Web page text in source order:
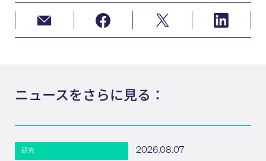
ニュースをさらに見る：
研究 2026.08.07